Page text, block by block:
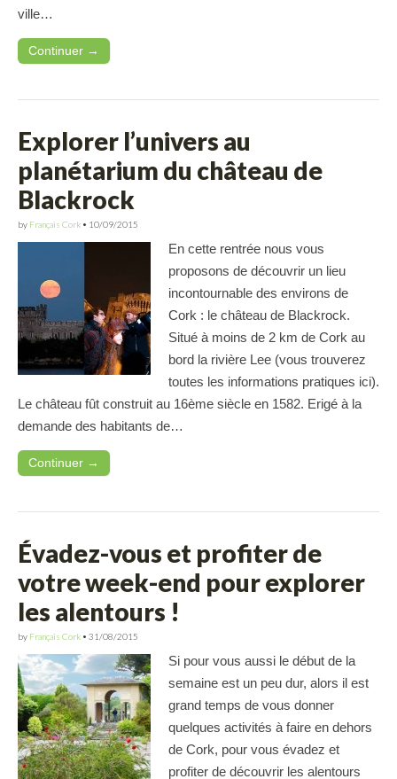
ville…
Continuer →
Explorer l’univers au
planétarium du château de
Blackrock
by Français Cork • 10/09/2015
En cette rentrée nous vous
proposons de découvrir un lieu
incontournable des environs de
Cork : le château de Blackrock.
Situé à moins de 2 km de Cork au
bord la rivière Lee (vous trouverez
toutes les informations pratiques ici).
Le château fût construit au 16ème siècle en 1582. Erigé à la
demande des habitants de…
Continuer →
Évadez-vous et profiter de
votre week-end pour explorer
les alentours !
by Français Cork • 31/08/2015
Si pour vous aussi le début de la
semaine est un peu dur, alors il est
grand temps de vous donner
quelques activités à faire en dehors
de Cork, pour vous évadez et
profiter de découvrir les alentours